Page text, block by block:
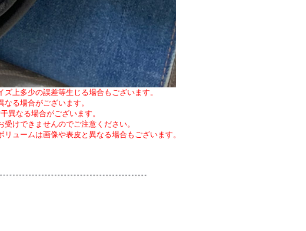
上多少の誤差等生じる場合もございます。
る場合がございます。
異なる場合がございます。
けできませんのでご注意ください。
ュームは画像や表皮と異なる場合もございます。